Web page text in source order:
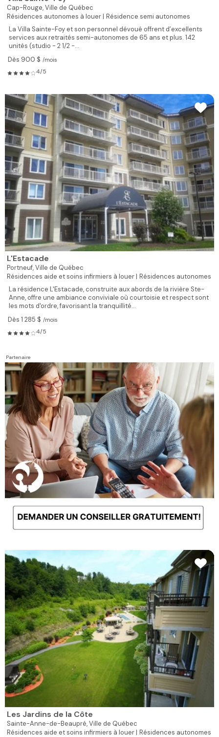
Cap-Rouge,Ville de Québec
Résidences autonomes à louer | Résidence semi autonomes
La Villa Sainte-Foy et son personnel dévoué offrent d’excellents
services aux retraités semi-autonomes de 65 ans et plus. 142
unités (studio - 2 1/2 -...
Dès 900 $ /mois
4/5
L'Estacade
Portneuf,Ville de Québec
Résidences aide et soins infirmiers à louer | Résidences autonomes
La résidence L'Estacade, construite aux abords de la rivière Ste-
Anne, offre une ambiance conviviale où courtoisie et respect sont
les mots d'ordre, favorisant la tranquillité...
Dès 1 285 $ /mois
4/5
Partenaire
Les Jardins de la Côte
Sainte-Anne-de-Beaupré,Ville de Québec
Résidences aide et soins infirmiers à louer | Résidences autonomes